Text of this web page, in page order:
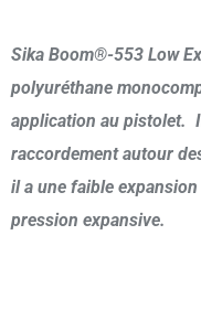
Sika Boom®-553 Low
polyuréthane
application au pistolet.
raccordement autour
il a une faible
pression expansive.